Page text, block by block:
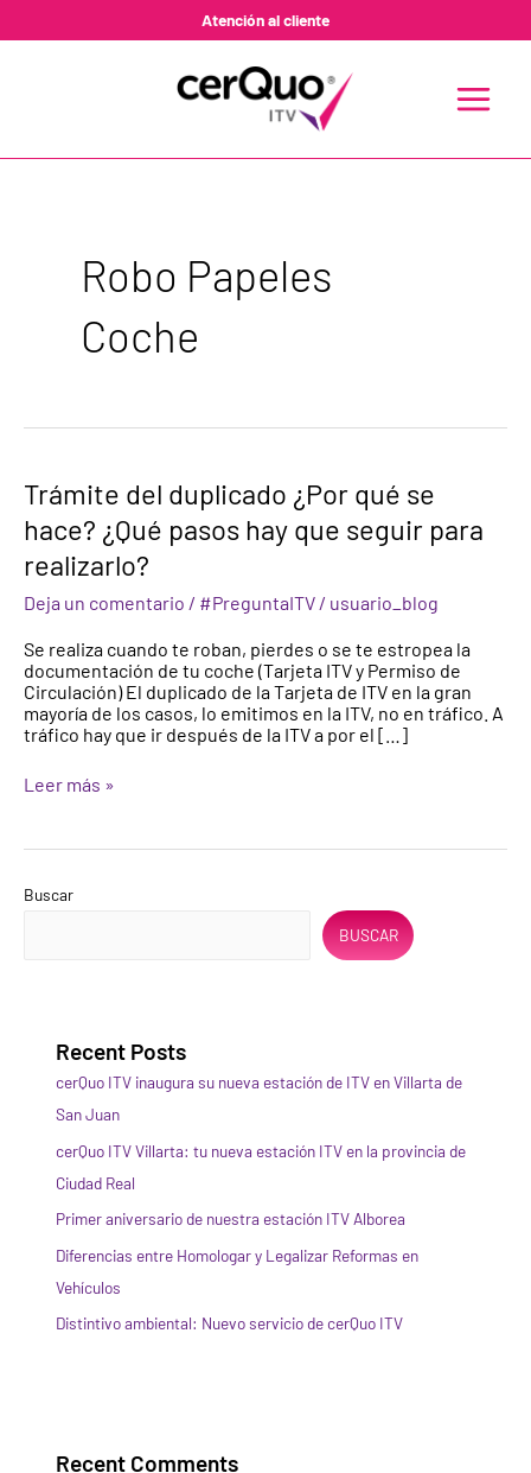
Atención al cliente
MENU
Robo Papeles
Coche
Trámite del duplicado ¿Por qué se
hace? ¿Qué pasos hay que seguir para
realizarlo?
Deja un comentario / #PreguntaITV / usuario_blog
Se realiza cuando te roban, pierdes o se te estropea la
documentación de tu coche (Tarjeta ITV y Permiso de
Circulación) El duplicado de la Tarjeta de ITV en la gran
mayoría de los casos, lo emitimos en la ITV, no en tráfico. A
tráfico hay que ir después de la ITV a por el […]
Trámite
del
duplicado
qué
se
hace?
pasos
hay
que
seguir
para
Leer más »
Buscar
BUSCAR
Recent Posts
cerQuo ITV inaugura su nueva estación de ITV en Villarta de
San Juan
cerQuo ITV Villarta: tu nueva estación ITV en la provincia de
Ciudad Real
Primer aniversario de nuestra estación ITV Alborea
Diferencias entre Homologar y Legalizar Reformas en
Vehículos
Distintivo ambiental: Nuevo servicio de cerQuo ITV
Recent Comments